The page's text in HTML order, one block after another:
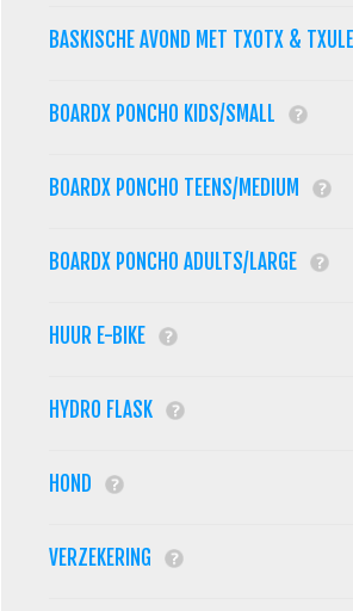
BASKISCHE AVOND MET TXOTX &
BOARDX PONCHO KIDS/SMALL
BOARDX PONCHO TEENS/MEDIUM
BOARDX PONCHO ADULTS/LARGE
HUUR E-BIKE
HYDRO FLASK
HOND
VERZEKERING